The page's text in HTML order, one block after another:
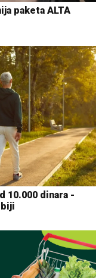
paketa ALTA
10.000 dinara -